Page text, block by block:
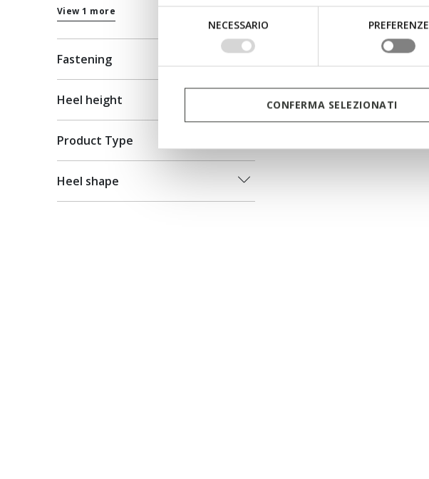
NECESSARIO PREFERENZE
CONFERMA SELEZIONATI
View 1 more
Fastening
Heel height
Product Type
Heel shape